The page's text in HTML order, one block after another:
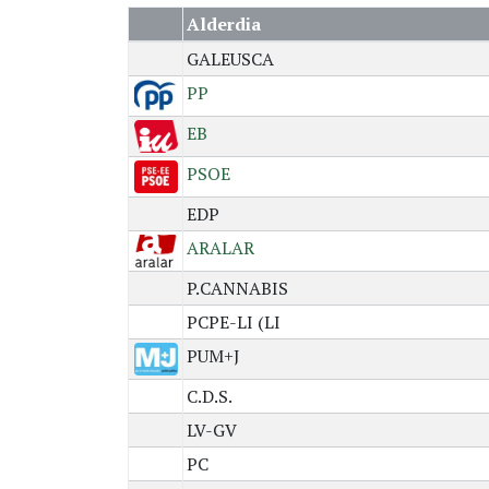
Alderdia
GALEUSCA
PP
EB
PSOE
EDP
ARALAR
P.CANNABIS
PCPE-LI (LI
PUM+J
C.D.S.
LV-GV
PC